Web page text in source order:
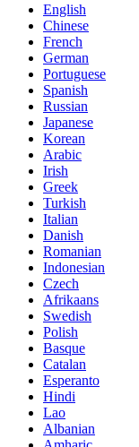
English
Chinese
French
German
Portuguese
Spanish
Russian
Japanese
Korean
Arabic
Irish
Greek
Turkish
Italian
Danish
Romanian
Indonesian
Czech
Afrikaans
Swedish
Polish
Basque
Catalan
Esperanto
Hindi
Lao
Albanian